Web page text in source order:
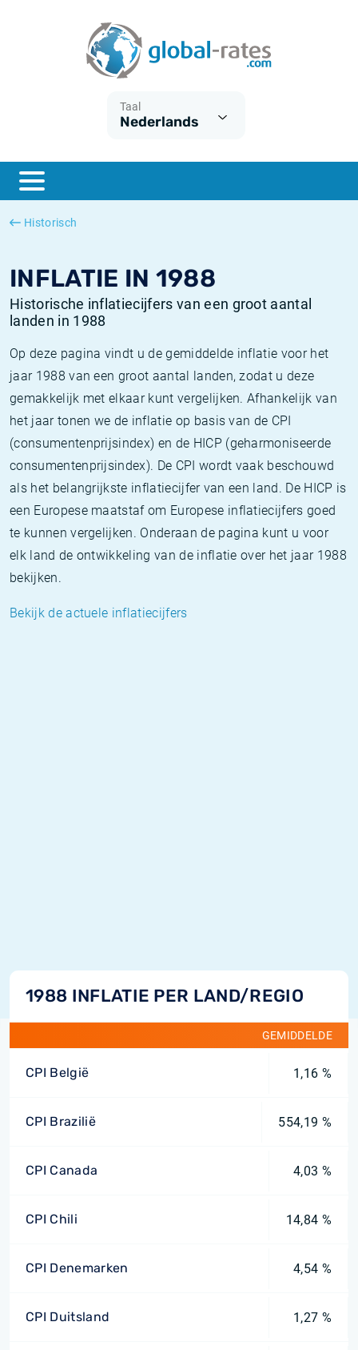
Taal
Nederlands
Historisch
INFLATIE IN 1988
Historische inflatiecijfers van een groot aantal
landen in 1988
Op deze pagina vindt u de gemiddelde inflatie voor het
jaar 1988 van een groot aantal landen, zodat u deze
gemakkelijk met elkaar kunt vergelijken. Afhankelijk van
het jaar tonen we de inflatie op basis van de CPI
(consumentenprijsindex) en de HICP (geharmoniseerde
consumentenprijsindex). De CPI wordt vaak beschouwd
als het belangrijkste inflatiecijfer van een land. De HICP is
een Europese maatstaf om Europese inflatiecijfers goed
te kunnen vergelijken. Onderaan de pagina kunt u voor
elk land de ontwikkeling van de inflatie over het jaar 1988
bekijken.
Bekijk de actuele inflatiecijfers
1988 INFLATIE PER LAND/REGIO
GEMIDDELDE
CPI België 1,16 %
CPI Brazilië 554,19 %
CPI Canada 4,03 %
CPI Chili 14,84 %
CPI Denemarken 4,54 %
CPI Duitsland 1,27 %
ESTER
SONIA
Wat is CPI inflatie?
Wat is HICP inflatie?
Nederlandse inflatie - CPI
Amerikaanse inflatie - CPI
Euribor historie
SOFR historie
TONAR historie
Inflatiecalculator